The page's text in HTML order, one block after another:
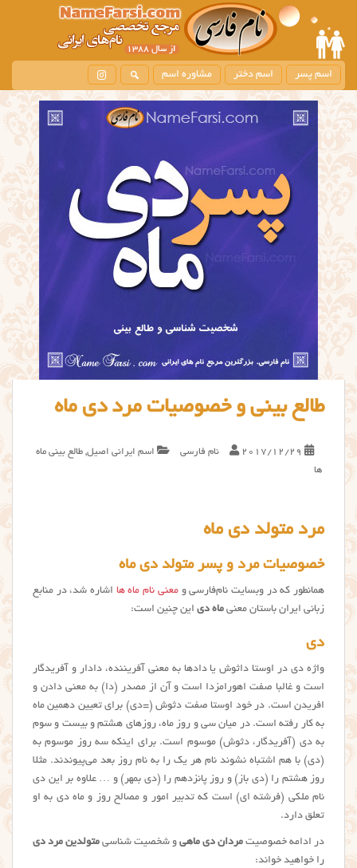
m
i
c
n
t
اسم پسر اسم دختر مشاوره اسم
طالع بینی و خصوصیات مرد دی ماه
2017/12/29 نام فارسی اسم ایرانی اصیل, طالع بینی ماه
ها
مرد متولد دی ماه
خصوصیات مرد و پسر متولد دی ماه
همانطور که در وبسایت نام‌فارسی ومعنی نام ماه ها اشاره شد، در منابع
زبانی ایران باستان معنی ماه دی این چنین است:
دی
واژه دی در اوستا داثوش یا دادها به معنی آفریننده، دادار و آفریدگار
است و غالبا صفت اهورامزدا است و آن از مصدر (دا) به معنی دادن و
افریدن است. در خود اوستا صفت دثوش (=دی) برای تعیین دهمین ماه
به کار رفته است. در میان سی و روز ماه، روزهای هشتم و بیست و سوم
به دی (آفریدگار، دثوش) موسوم است. برای اینکه سه روز موسوم به
(دی) با هم اشتباه نشوند نام هر یک را به نام روز بعد می‌پیوندند. مثلا
روز هشتم را (دی باز) و روز پانزدهم را (دی بمهر) و … علاوه بر این دی
نام ملکی (فرشته ای) است که تدبیر امور و مصالح روز و ماه دی به او
تعلق دارد.
در ادامه خصوصیت مردان دی ماهی و شخصیت شناسی متولدین مرد دی
را خواهید خواند: